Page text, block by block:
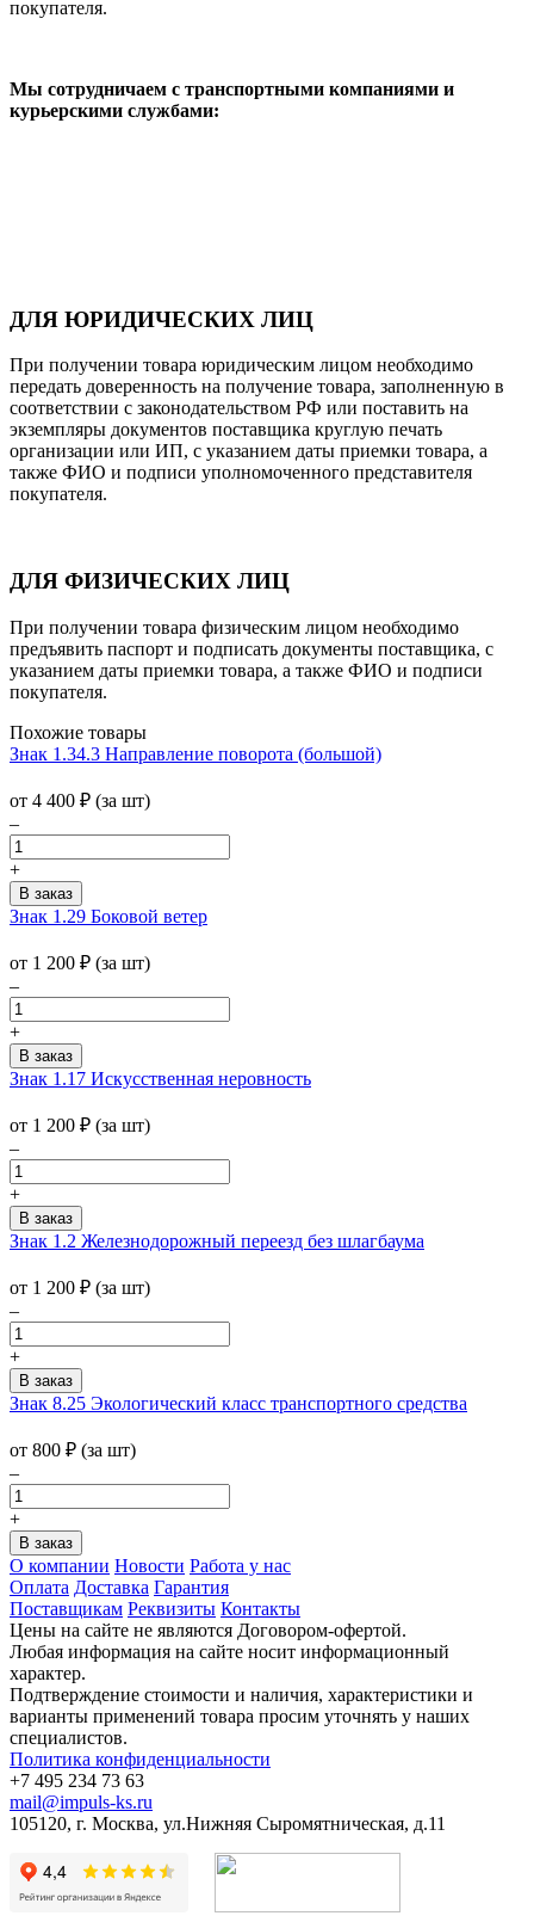
покупателя.
Мы сотрудничаем с транспортными компаниями и
курьерскими службами:
ДЛЯ ЮРИДИЧЕСКИХ ЛИЦ
При получении товара юридическим лицом необходимо
передать доверенность на получение товара, заполненную в
соответствии с законодательством РФ или поставить на
экземпляры документов поставщика круглую печать
организации или ИП, с указанием даты приемки товара, а
также ФИО и подписи уполномоченного представителя
покупателя.
ДЛЯ ФИЗИЧЕСКИХ ЛИЦ
При получении товара физическим лицом необходимо
предъявить паспорт и подписать документы поставщика, с
указанием даты приемки товара, а также ФИО и подписи
покупателя.
Похожие товары
Знак 1.34.3 Направление поворота (большой)
от 4 400 ₽ (за шт)
–
+
Знак 1.29 Боковой ветер
от 1 200 ₽ (за шт)
–
+
Знак 1.17 Искусственная неровность
от 1 200 ₽ (за шт)
–
+
Знак 1.2 Железнодорожный переезд без шлагбаума
от 1 200 ₽ (за шт)
–
+
Знак 8.25 Экологический класс транспортного средства
от 800 ₽ (за шт)
–
+
О компании Новости Работа у нас
Оплата Доставка Гарантия
Поставщикам Реквизиты Контакты
Цены на сайте не являются Договором-офертой.
Любая информация на сайте носит информационный
характер.
Подтверждение стоимости и наличия, характеристики и
варианты применений товара просим уточнять у наших
специалистов.
Политика конфиденциальности
+7 495 234 73 63
mail@impuls-ks.ru
105120, г. Москва, ул.Нижняя Сыромятническая, д.11